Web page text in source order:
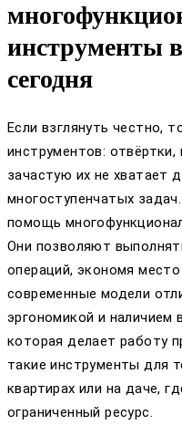
инструменты
сегодня
Если взглянуть честно,
инструментов:
зачастую их не хватает
многоступенчатых
помощь
Они позволяют
операций, экономя
современные модели
эргономикой и наличием
которая делает работу
такие инструменты для
квартирах или на даче,
ограниченный ресурс.